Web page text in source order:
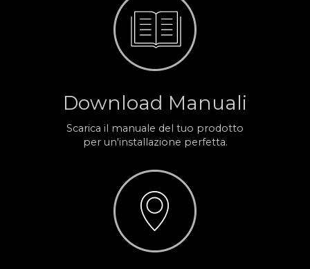
Download Manuali
Scarica il manuale del tuo prodotto
per un'installazione perfetta.